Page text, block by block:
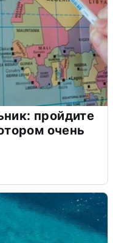
пройдите
очень